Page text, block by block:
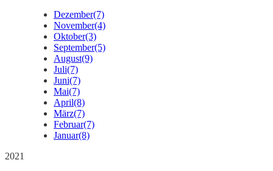
Dezember(7)
November(4)
Oktober(3)
September(5)
August(9)
Juli(7)
Juni(7)
Mai(7)
April(8)
März(7)
Februar(7)
Januar(8)
2021